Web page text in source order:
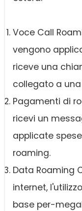
Voce Call
vengono
riceve una
collegato a
Pagamenti di
ricevi un
applicate
roaming.
Data Roaming
internet,
base per-